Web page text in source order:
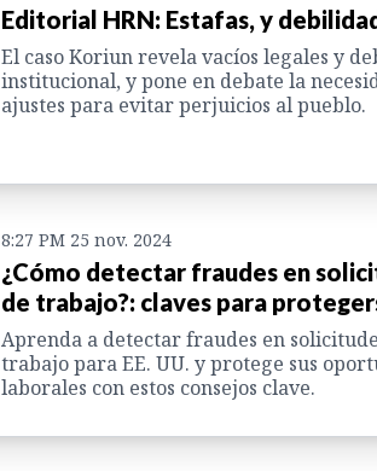
Editorial HRN: Estafas, y
El caso Koriun revela vacíos legales y
institucional, y pone en debate la
ajustes para evitar perjuicios al pueblo.
8:27 PM 25 nov. 2024
¿Cómo detectar fraudes en
de trabajo?: claves para
Aprenda a detectar fraudes en
trabajo para EE. UU. y protege sus
laborales con estos consejos clave.